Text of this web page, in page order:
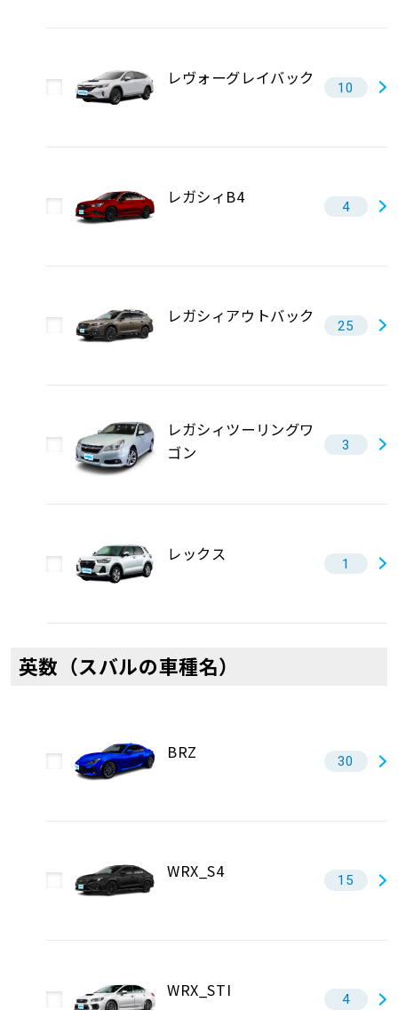
レヴォーグレイバック 10
レガシィB4 4
レガシィアウトバック 25
レガシィツーリングワ
ゴン
3
レックス 1
英数（スバルの車種名）
BRZ 30
WRX_S4 15
WRX_STI 4